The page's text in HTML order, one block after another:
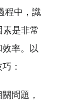
程中，識
素是非常
率。以
：
問題，